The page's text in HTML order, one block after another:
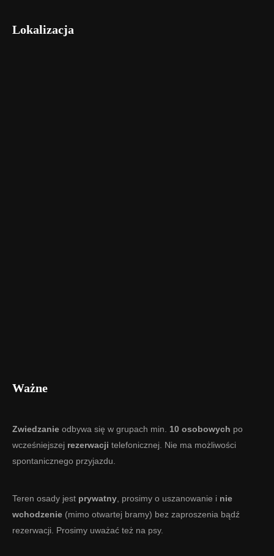
Lokalizacja
Ważne
Zwiedzanie odbywa się w grupach min. 10 osobowych po
wcześniejszej rezerwacji telefonicznej. Nie ma możliwości
spontanicznego przyjazdu.
Teren osady jest prywatny, prosimy o uszanowanie i nie
wchodzenie (mimo otwartej bramy) bez zaproszenia bądź
rezerwacji. Prosimy uważać też na psy.